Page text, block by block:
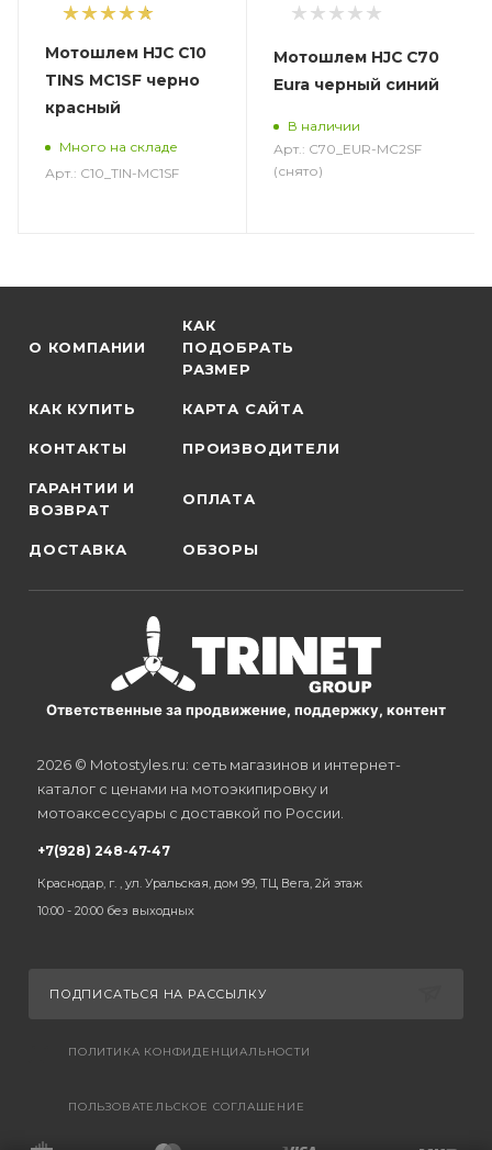
1
Мотошлем HJC C10
TINS MC1SF черно
красный
Много на складе
Арт.: C10_TIN-MC1SF
Мотошлем HJC C70
Eura черный синий
В наличии
Арт.: C70_EUR-MC2SF
(снято)
О КОМПАНИИ
КАК
ПОДОБРАТЬ
РАЗМЕР
КАК КУПИТЬ КАРТА САЙТА
КОНТАКТЫ ПРОИЗВОДИТЕЛИ
ГАРАНТИИ И
ВОЗВРАТ
ОПЛАТА
ДОСТАВКА ОБЗОРЫ
Ответственные за продвижение, поддержку, контент
2026 © Motostyles.ru: сеть магазинов и интернет-
каталог с ценами на мотоэкипировку и
мотоаксессуары с доставкой по России.
+7(928) 248-47-47
Краснодар, г. , ул. Уральская, дом 99, ТЦ Вега, 2й этаж
10:00 - 20:00 без выходных
ПОДПИСАТЬСЯ НА РАССЫЛКУ
ПОЛИТИКА КОНФИДЕНЦИАЛЬНОСТИ
ПОЛЬЗОВАТЕЛЬСКОЕ СОГЛАШЕНИЕ